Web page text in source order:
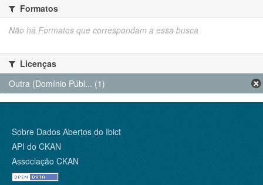
Formatos
Não há Formatos que correspondam a essa busca
Licenças
Outra (Domínio Públ... (1)
Sobre Dados Abertos do Ibict
API do CKAN
Associação CKAN